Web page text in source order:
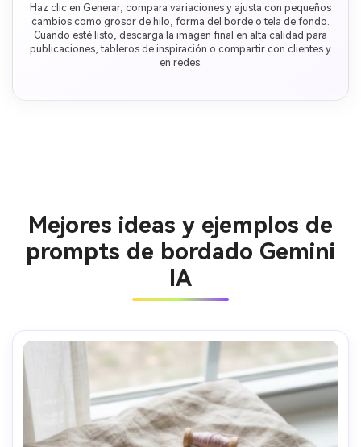
Haz clic en Generar, compara variaciones y ajusta con pequeños
cambios como grosor de hilo, forma del borde o tela de fondo.
Cuando esté listo, descarga la imagen final en alta calidad para
publicaciones, tableros de inspiración o compartir con clientes y
en redes.
Mejores ideas y ejemplos de
prompts de bordado Gemini
IA